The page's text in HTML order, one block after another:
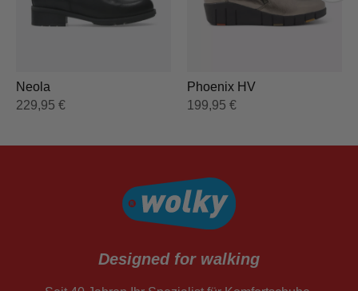
Neola
229,95 €
Phoenix HV
199,95 €
Designed for walking